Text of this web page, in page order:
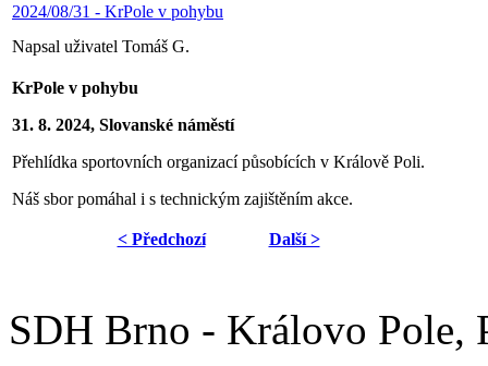
2024/08/31 - KrPole v pohybu
Napsal uživatel Tomáš G.
KrPole v pohybu
31. 8. 2024, Slovanské náměstí
Přehlídka sportovních organizací působících v Králově Poli.
Náš sbor pomáhal i s technickým zajištěním akce.
< Předchozí Další >
SDH Brno - Královo Pole,